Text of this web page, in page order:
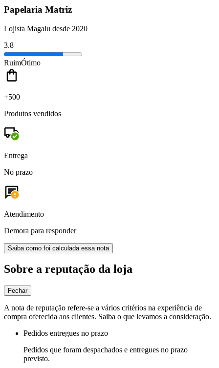
Papelaria Matriz
Lojista Magalu desde 2020
3.8
RuimÓtimo
+500
Produtos vendidos
Entrega
No prazo
Atendimento
Demora para responder
Saiba como foi calculada essa nota
Sobre a reputação da loja
Fechar
A nota de reputação refere-se a vários critérios na experiência de
compra oferecida aos clientes. Saiba o que levamos a consideração.
Pedidos entregues no prazo
Pedidos que foram despachados e entregues no prazo
previsto.